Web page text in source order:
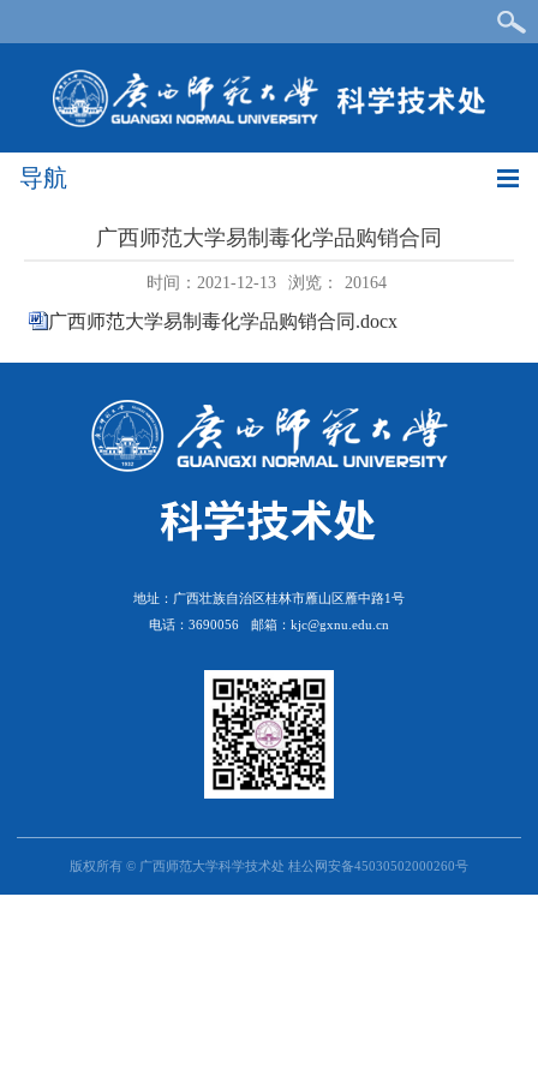
导航
广西师范大学易制毒化学品购销合同
时间：2021-12-13 浏览： 20164
广西师范大学易制毒化学品购销合同.docx
地址：广西壮族自治区桂林市雁山区雁中路1号
电话：3690056
邮箱：kjc@gxnu.edu.cn
版权所有 © 广西师范大学科学技术处 桂公网安备45030502000260号